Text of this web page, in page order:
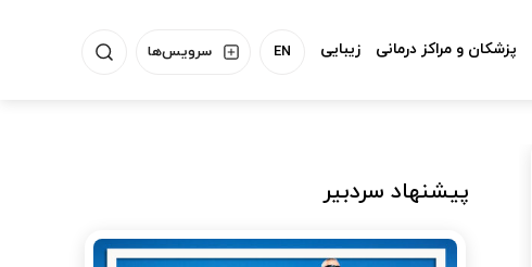
سرویس‌ها EN پزشکان و مراکز درمانی زیبایی
پیشنهاد سردبیر